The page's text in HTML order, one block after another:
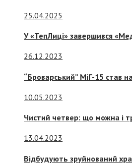
25.04.2025
У «ТепЛиці» завершився
26.12.2023
“Броварський” МіГ-15 став
10.05.2023
Чистий четвер: що можна і
13.04.2023
Відбудують зруйнований